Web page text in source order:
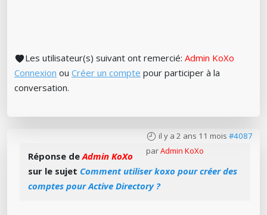
Les utilisateur(s) suivant ont remercié: Admin KoXo
Connexion ou Créer un compte pour participer à la
conversation.
il y a 2 ans 11 mois #4087
parAdmin KoXo
Réponse deAdmin KoXo
sur le sujet Comment utiliser koxo pour créer des
comptes pour Active Directory ?